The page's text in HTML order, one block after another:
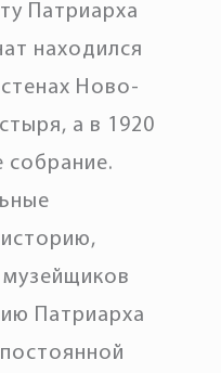
Патриарха
находился
Ново-
а в 1920
собрание.
Патриарха